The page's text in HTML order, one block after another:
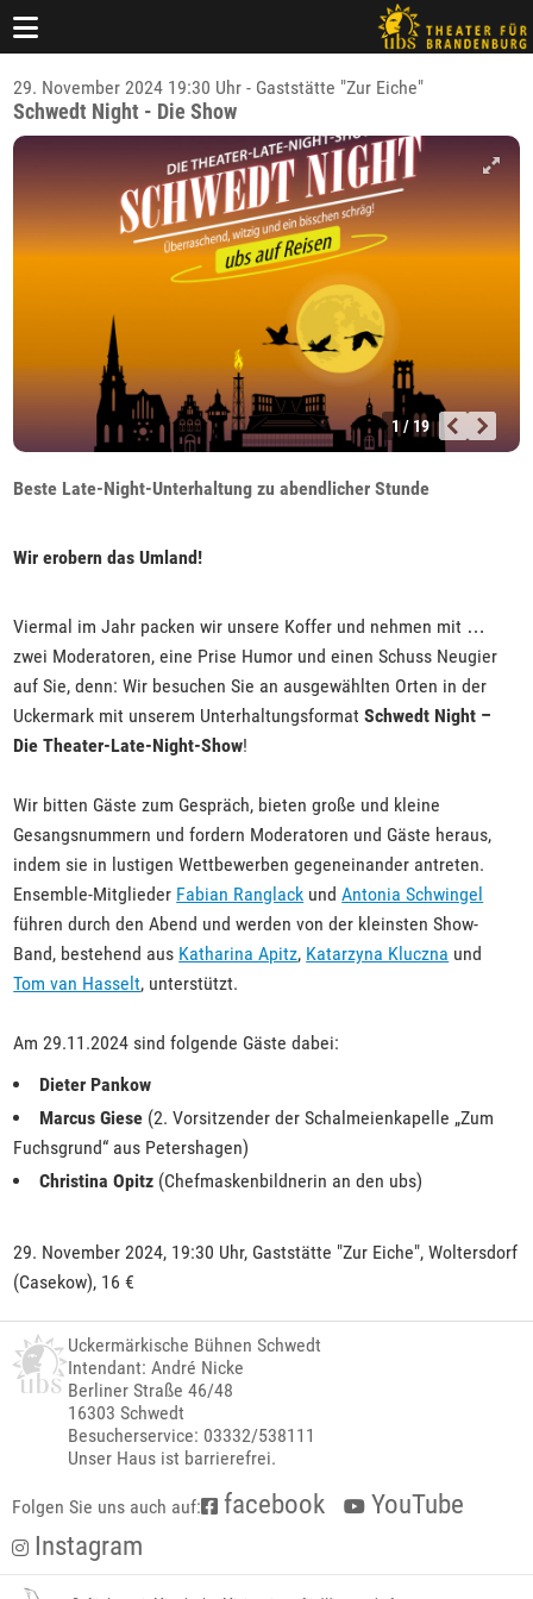
29. November 2024 19:30 Uhr - Gaststätte "Zur Eiche"
Schwedt Night - Die Show
1 / 19
Beste Late-Night-Unterhaltung zu abendlicher Stunde
Wir erobern das Umland!
Viermal im Jahr packen wir unsere Koffer und nehmen mit …
zwei Moderatoren, eine Prise Humor und einen Schuss Neugier
auf Sie, denn: Wir besuchen Sie an ausgewählten Orten in der
Uckermark mit unserem UnterhaltungsformatSchwedt Night –
Die Theater-Late-Night-Show!
Wir bitten Gäste zum Gespräch, bieten große und kleine
Gesangsnummern und fordern Moderatoren und Gäste heraus,
indem sie in lustigen Wettbewerben gegeneinander antreten.
Ensemble-Mitglieder Fabian Ranglack undAntonia Schwingel
führen durch den Abend und werden von der kleinsten Show-
Band, bestehend aus Katharina Apitz, Katarzyna Kluczna und
Tom van Hasselt, unterstützt.
Am 29.11.2024 sind folgende Gäste dabei:
Dieter Pankow
Marcus Giese (2. Vorsitzender der Schalmeienkapelle „Zum
Fuchsgrund“ aus Petershagen)
Christina Opitz (Chefmaskenbildnerin an den ubs)
29. November 2024, 19:30 Uhr, Gaststätte "Zur Eiche", Woltersdorf
(Casekow), 16 €
Uckermärkische Bühnen Schwedt
Intendant: André Nicke
Berliner Straße 46/48
16303 Schwedt
Besucherservice: 03332/538111
Unser Haus ist barrierefrei.
Folgen Sie uns auch auf: facebook
YouTube
Instagram